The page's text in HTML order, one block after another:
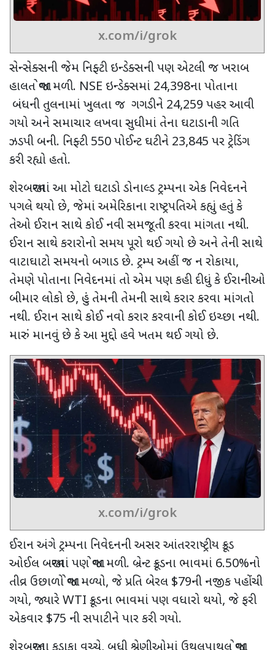
x.com/i/grok
સેન્સેક્સની જેમ નિફ્ટી ઇન્ડેક્સની પણ એટલી જ ખરાબ
હાલત જોવા મળી. NSE ઇન્ડેક્સમાં 24,398ના પોતાના
બંધની તુલનામાં ખુલતા જ ગગડીને 24,259 પહર આવી
ગયો અને સમાચાર લખવા સુધીમાં તેના ઘટાડાની ગતિ
ઝડપી બની. નિફ્ટી 550પોઈન્ટ ઘટીને 23,845 પર ટ્રેડિંગ
કરી રહ્યો હતો.
શેરબજારમાં આ મોટો ઘટાડો ડોનાલ્ડ ટ્રમ્પના એક નિવેદનને
પગલે થયો છે, જેમાં અમેરિકાના રાષ્ટ્રપતિએ કહ્યું હતું કે
તેઓ ઈરાન સાથે કોઈ નવી સમજૂતી કરવા માંગતા નથી.
ઈરાન સાથે કરારોનો સમય પૂરો થઈ ગયો છે અને તેની સાથે
વાટાઘાટો સમયનો બગાડ છે. ટ્રમ્પ અહીં જ ન રોકાયા,
તેમણે પોતાના નિવેદનમાં તો એમ પણ કહી દીધું કે ઈરાનીઓ
બીમાર લોકો છે, હું તેમની તેમની સાથે કરાર કરવા માંગતો
નથી. ઈરાન સાથે કોઈ નવો કરાર કરવાની કોઈ ઇચ્છા નથી.
મારું માનવું છે કે આ મુદ્દો હવે ખતમ થઈ ગયો છે.
x.com/i/grok
ઈરાન અંગે ટ્રમ્પના નિવેદનની અસર આંતરરાષ્ટ્રીય ક્રૂડ
ઓઈલ બજારમાં પણ જોવા મળી. બ્રેન્ટ ક્રૂડના ભાવમાં 6.50%નો
તીવ્ર ઉછાળો જોવા મળ્યો, જે પ્રતિ બેરલ $79ની નજીક પહોંચી
ગયો, જ્યારેWTI ક્રૂડના ભાવમાં પણ વધારો થયો, જે ફરી
એકવાર $75 ની સપાટીને પાર કરી ગયો.